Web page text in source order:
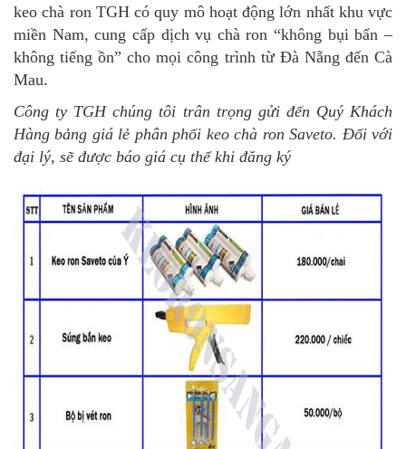
keo chà ron TGH có quy mô hoạt động lớn nhất khu vực
miền Nam, cung cấp dịch vụ chà ron “không bụi bẩn –
không tiếng ồn” cho mọi công trình từ Đà Nẵng đến Cà
Mau.
Công ty TGH chúng tôi trân trọng gửi đến Quý Khách
Hàng bảng giá lẻ phân phối keo chà ron Saveto. Đối với
đại lý, sẽ được báo giá cụ thể khi đăng ký